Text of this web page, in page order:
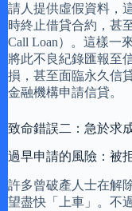
請人提供虛假資料，
時終止借貸合約，甚
Call Loan）。這樣一
將此不良紀錄匯報至
損，甚至面臨永久信
金融機構申請信貸。
致命錯誤二：急於求
過早申請的風險：被
許多曾破產人士在解
望盡快「上車」。不